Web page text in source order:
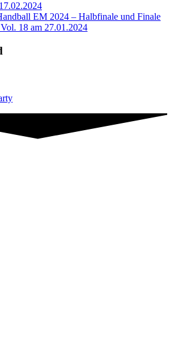
EM 2024 – Halbfinale und Finale
18 am 27.01.2024